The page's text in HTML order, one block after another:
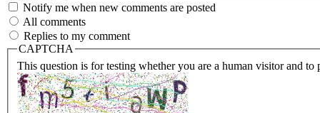
Notify me when new comments are posted
All comments
Replies to my comment
CAPTCHA
This question is for testing whether you are a human visitor and to